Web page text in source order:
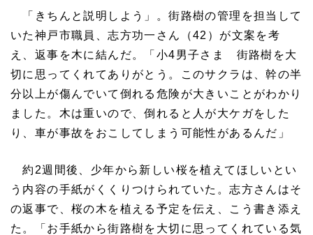
「きちんと説明しよう」。街路樹の管理を担当して
いた神戸市職員、志方功一さん（42）が文案を考
え、返事を木に結んだ。「小4男子さま 街路樹を大
切に思ってくれてありがとう。このサクラは、幹の半
分以上が傷んでいて倒れる危険が大きいことがわかり
ました。木は重いので、倒れると人が大ケガをした
り、車が事故をおこしてしまう可能性があるんだ」
約2週間後、少年から新しい桜を植えてほしいとい
う内容の手紙がくくりつけられていた。志方さんはそ
の返事で、桜の木を植える予定を伝え、こう書き添え
た。「お手紙から街路樹を大切に思ってくれている気